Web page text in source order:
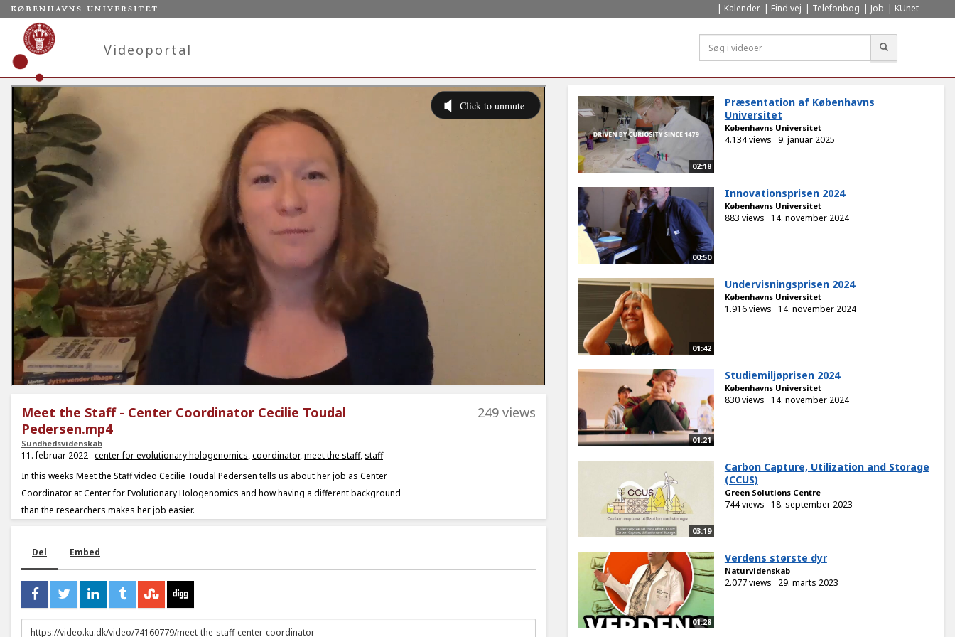
Kalender Find vej Telefonbog Job KUnet
Videoportal
Meet the Staff - Center Coordinator Cecilie Toudal
Pedersen.mp4
Sundhedsvidenskab
249 views
11. februar 2022 center for evolutionary hologenomics,coordinator,meet the staff, staff
In this weeks Meet the Staff video Cecilie Toudal Pedersen tells us about her job as Center
Coordinator at Center for Evolutionary Hologenomics and how having a different background
than the researchers makes her job easier.
Del Embed
URL
02:18
Præsentation af Københavns
Universitet
Københavns Universitet
4.134 views 9. januar 2025
00:50
Innovationsprisen 2024
Københavns Universitet
883 views 14. november 2024
01:42
Undervisningsprisen 2024
Københavns Universitet
1.916 views 14. november 2024
01:21
Studiemiljøprisen 2024
Københavns Universitet
830 views 14. november 2024
03:19
Carbon Capture, Utilization and Storage
(CCUS)
Green Solutions Centre
744 views 18. september 2023
01:28
Verdens største dyr
Naturvidenskab
2.077 views 29. marts 2023